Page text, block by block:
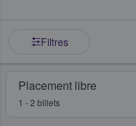
Filtres
Placement libre
1 - 2 billets